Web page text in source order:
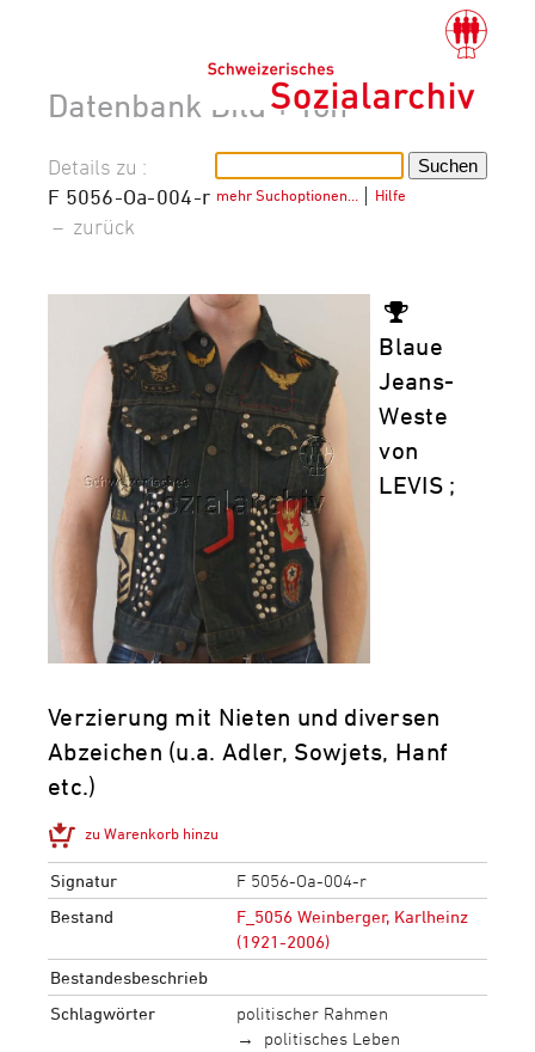
Datenbank Bild + Ton
mehr Suchoptionen… Hilfe
Details zu :
F 5056-Oa-004-r
– zurück
Blaue
Jeans-
Weste
von
LEVIS ;
Verzierung mit Nieten und diversen
Abzeichen (u.a. Adler, Sowjets, Hanf
etc.)
zu Warenkorb hinzu
Signatur
F 5056-Oa-004-r
Bestand
F_5056 Weinberger, Karlheinz
(1921-2006)
Bestandesbeschrieb
Schlagwörter
politischer Rahmen
politisches Leben